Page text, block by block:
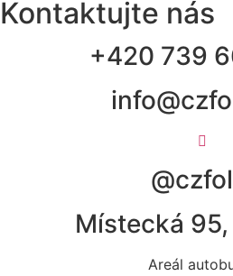
Kontaktujte nás
+420 739
Místecká
Areál